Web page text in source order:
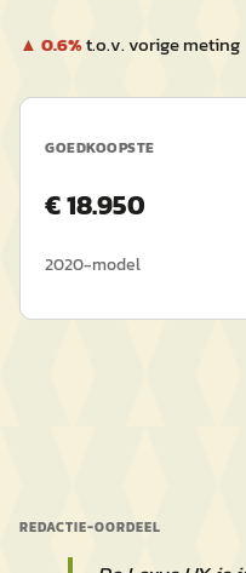
▲ 0.6%t.o.v. vorige meting
GOEDKOOPSTE
€18.950
2020-model
REDACTIE-OORDEEL